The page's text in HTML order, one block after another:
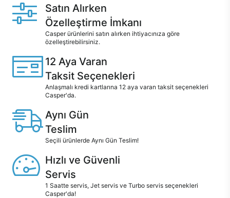
Satın Alırken
Özelleştirme İmkanı
Casper ürünlerini satın alırken ihtiyacınıza göre
özelleştirebilirsiniz.
12 Aya Varan
Taksit Seçenekleri
Anlaşmalı kredi kartlarına 12 aya varan taksit seçenekleri
Casper'da.
Aynı Gün
Teslim
Seçili ürünlerde Aynı Gün Teslim!
Hızlı ve Güvenli
Servis
1 Saatte servis, Jet servis ve Turbo servis seçenekleri
Casper'da!